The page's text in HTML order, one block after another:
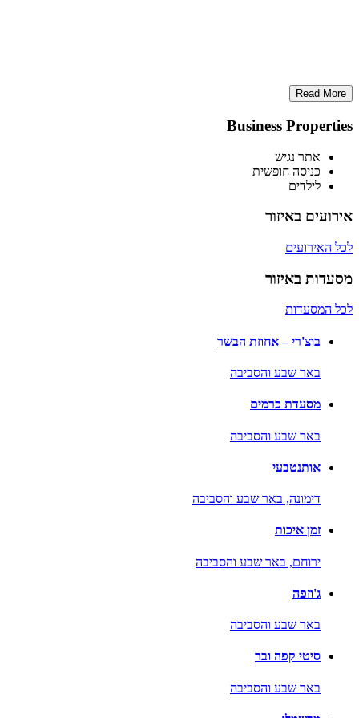
Read More
Business Properties
אתר נגיש
כניסה חופשית
לילדים
אירועים באיזור
לכל האירועים
מסעדות באיזור
לכל המסעדות
בוצ'רי – אחוזת הבשר
באר שבע והסביבה
מסעדת כרמים
באר שבע והסביבה
אותנטבעי
דימונה, באר שבע והסביבה
זמן איכות
ירוחם, באר שבע והסביבה
ג'וזפה
באר שבע והסביבה
סיטי קפה ובר
באר שבע והסביבה